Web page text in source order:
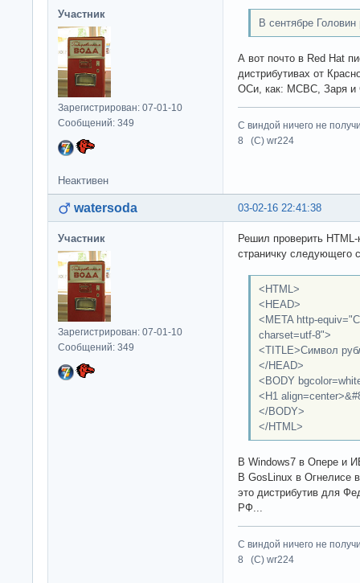
Участник
Зарегистрирован: 07-01-10
Сообщений: 349
В сентябре
А вот почто в Red Hat
дистрибутивах от
ОСи, как: МСВС, Заря и
С виндой ничего не
8 (C) wr224
Неактивен
03-02-16 22:41:38
watersoda
Участник
Зарегистрирован: 07-01-10
Сообщений: 349
Решил проверить
страничку следующего
<HTML>
<HEAD>
<META http-
charset=utf-8">
<TITLE>Символ
</HEAD>
<BODY
<H1
</BODY>
</HTML>
В Windows7 в Опере и
В GosLinux в Огнелисе
это дистрибутив для
РФ...
С виндой ничего не
8 (C) wr224